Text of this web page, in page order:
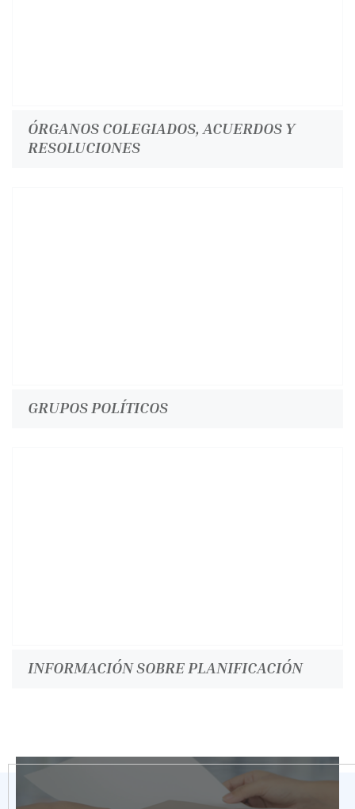
ÓRGANOS COLEGIADOS, ACUERDOS Y
RESOLUCIONES
GRUPOS POLÍTICOS
INFORMACIÓN SOBRE PLANIFICACIÓN